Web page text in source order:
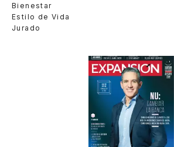
Bienestar
Estilo de Vida
Jurado